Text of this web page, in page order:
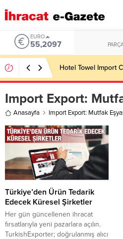
EURO
55,2097
Hotel Towel Import
Import Export:
Anasayfa Import Export: Mutfak
Türkiye’den Ürün Tedarik
Edecek Küresel Şirketler
Her gün güncellenen ihracat
fırsatlarıyla yeni pazarlara açılın.
TurkishExporter; doğrulanmış alıcı